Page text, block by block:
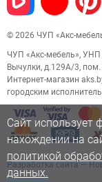
© 2026 ЧУП «Акс-
ЧУП «Акс-мебель», УНП
Вычулки, д.129А/3,
Интернет-магазин
городским
Разработка сайта—
Сайт использует
нахождении на
политикой
данных.